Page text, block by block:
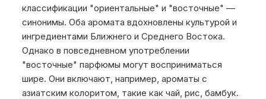
классификации "ориентальные" и "восточные" —
синонимы. Оба аромата вдохновлены культурой и
ингредиентами Ближнего и Среднего Востока.
Однако в повседневном употреблении
"восточные" парфюмы могут восприниматься
шире. Они включают, например, ароматы с
азиатским колоритом, такие как чай, рис, бамбук.